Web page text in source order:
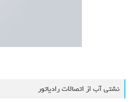
نشتی آب از اتصالات رادیاتور